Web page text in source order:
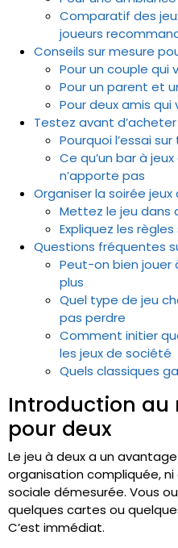
Comparatif des
joueurs
Conseils sur mesure
Pour un couple qui
Pour un parent et
Pour deux amis
Testez avant
Pourquoi l’essai
Ce qu’un bar à
n’apporte pas
Organiser la soirée
Mettez le jeu dans
Expliquez les
Questions fréquentes
Peut-on bien jouer
plus
Quel type de jeu
pas perdre
Comment initier
les jeux de société
Quels classiques
Introduction au
pour deux
Le jeu à deux a un
organisation compliquée,
sociale démesurée. Vous
quelques cartes ou
C’est immédiat.